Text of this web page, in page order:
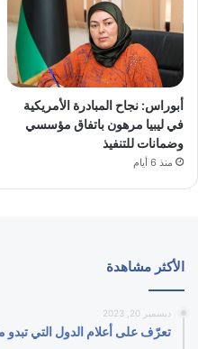
أبوراس: نجاح المبادرة الأمريكية
في ليبيا مرهون باتفاق مؤسسي
وضمانات للتنفيذ
منذ 6 أيام
الأكثر مشاهدة
ديسمبر 20, 2023
تعرّف على أعلام الدول التي تبدو